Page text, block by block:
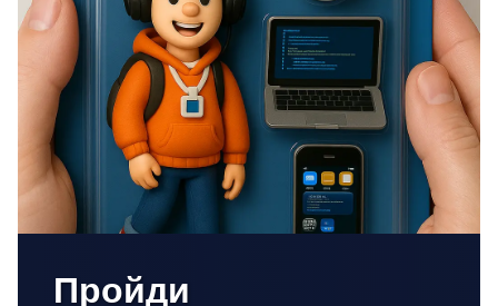
Пройди